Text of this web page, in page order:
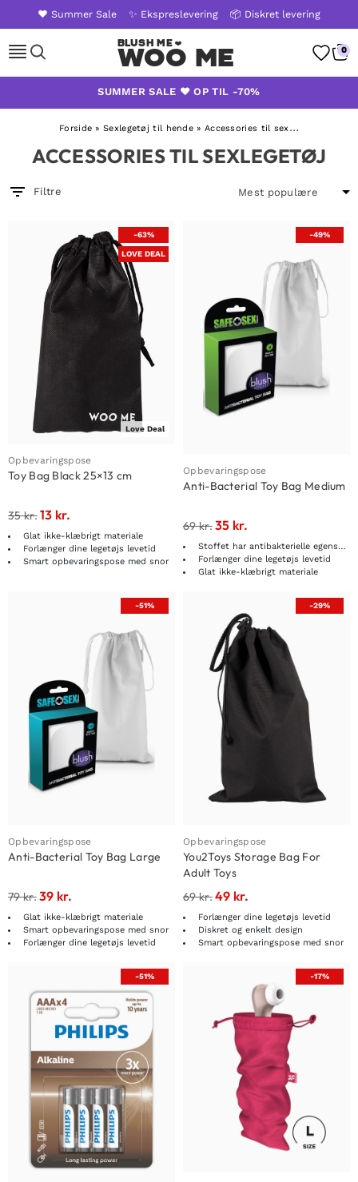
❤️ Summer Sale ✨ Ekspreslevering 📦 Diskret levering
Woo Me 0
SUMMER SALE ❤️ OP TIL -70%
Forside »Sexlegetøj til hende » Accessories til sexlegetøj
ACCESSORIES TIL SEXLEGETØJ
Filtre
-63%
LOVE DEAL
Love Deal
Opbevaringspose
Toy Bag Black 25×13 cm
35kr.13 kr.
Glat ikke-klæbrigt materiale
Forlænger dine legetøjs levetid
Smart opbevaringspose med snor
-49%
Opbevaringspose
Anti-Bacterial Toy Bag Medium
69kr.35 kr.
Stoffet har antibakterielle egenskaber
Forlænger dine legetøjs levetid
Glat ikke-klæbrigt materiale
-51%
Opbevaringspose
Anti-Bacterial Toy Bag Large
79kr.39 kr.
Glat ikke-klæbrigt materiale
Smart opbevaringspose med snor
Forlænger dine legetøjs levetid
-29%
Opbevaringspose
You2Toys Storage Bag For
Adult Toys
69kr.49 kr.
Forlænger dine legetøjs levetid
Diskret og enkelt design
Smart opbevaringspose med snor
-51% -17%